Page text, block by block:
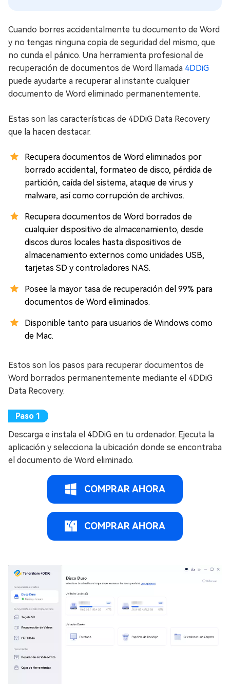
Cuando borres accidentalmente tu documento de Word
y no tengas ninguna copia de seguridad del mismo, que
no cunda el pánico. Una herramienta profesional de
recuperación de documentos de Word llamada 4DDiG
puede ayudarte a recuperar al instante cualquier
documento de Word eliminado permanentemente.
Estas son las características de 4DDiG Data Recovery
que la hacen destacar.
Recupera documentos de Word eliminados por
borrado accidental, formateo de disco, pérdida de
partición, caída del sistema, ataque de virus y
malware, así como corrupción de archivos.
Recupera documentos de Word borrados de
cualquier dispositivo de almacenamiento, desde
discos duros locales hasta dispositivos de
almacenamiento externos como unidades USB,
tarjetas SD y controladores NAS.
Posee la mayor tasa de recuperación del 99% para
documentos de Word eliminados.
Disponible tanto para usuarios de Windows como
de Mac.
Estos son los pasos para recuperar documentos de
Word borrados permanentemente mediante el 4DDiG
Data Recovery.
Descarga e instala el 4DDiG en tu ordenador. Ejecuta la
aplicación y selecciona la ubicación donde se encontraba
el documento de Word eliminado.
COMPRAR AHORA
COMPRAR AHORA